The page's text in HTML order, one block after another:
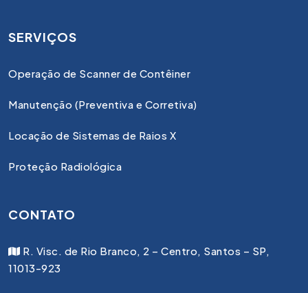
SERVIÇOS
Operação de Scanner de Contêiner
Manutenção (Preventiva e Corretiva)
Locação de Sistemas de Raios X
Proteção Radiológica
CONTATO
R. Visc. de Rio Branco, 2 – Centro, Santos – SP,
11013-923